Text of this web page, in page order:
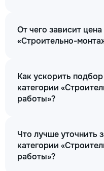
От чего зависит
«Строительно-
Как ускорить
категории
работы»?
Что лучше уточнить
категории
работы»?